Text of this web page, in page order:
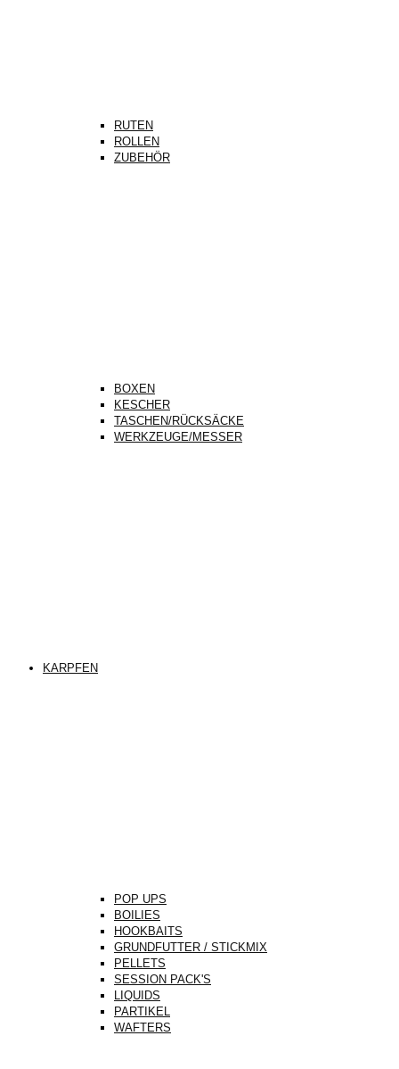
RUTEN
ROLLEN
ZUBEHÖR
BOXEN
KESCHER
TASCHEN/RÜCKSÄCKE
WERKZEUGE/MESSER
KARPFEN
POP UPS
BOILIES
HOOKBAITS
GRUNDFUTTER / STICKMIX
PELLETS
SESSION PACK'S
LIQUIDS
PARTIKEL
WAFTERS